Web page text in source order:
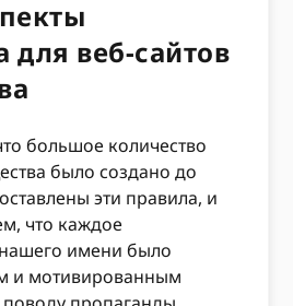
для веб-сайтов
большое количество
было создано до
эти правила, и
что каждое
имени было
и мотивированным